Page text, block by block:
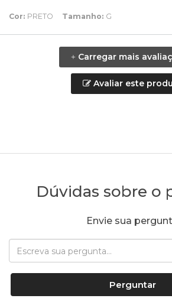
Cor: PRETO Tamanho: G
+ Carregar mais
Avaliar este
Dúvidas sobre o
Envie sua
Perguntar